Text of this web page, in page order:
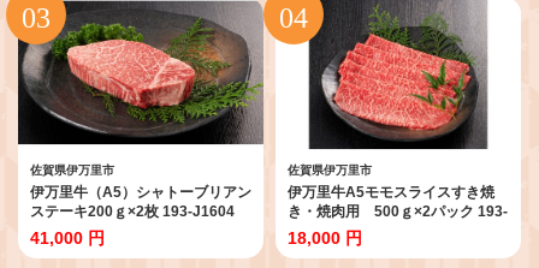
佐賀県伊万里市
伊万里牛（A5）シャトーブリアン
ステーキ200ｇ×2枚 193-J1604
41,000 円
佐賀県伊万里市
伊万里牛A5モモスライスすき焼
き・焼肉用 500ｇ×2パック 193-
J1894
18,000 円